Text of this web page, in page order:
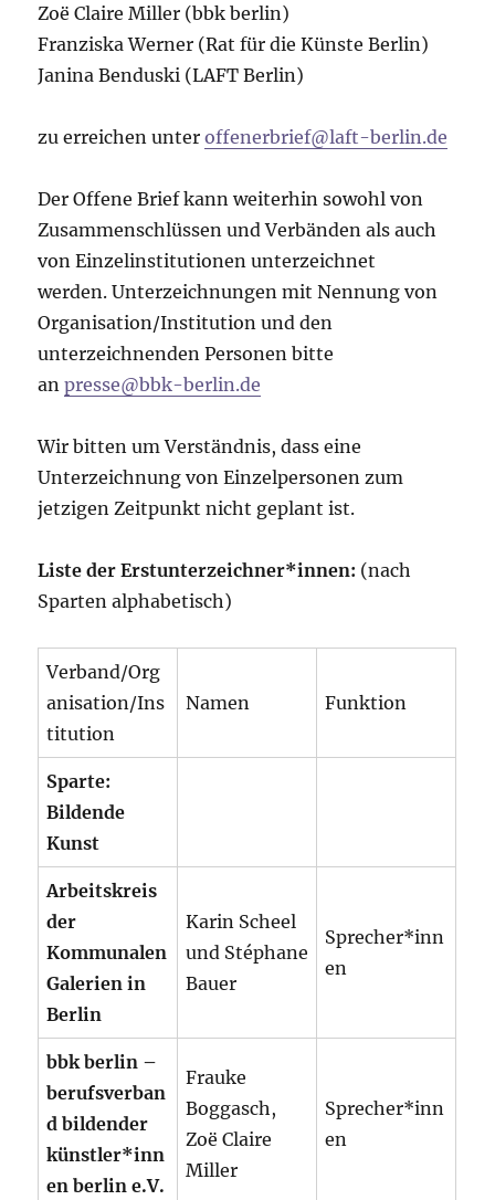
Zoë Claire Miller (bbk berlin)
Franziska Werner (Rat für die Künste Berlin)
Janina Benduski (LAFT Berlin)
zu erreichen unteroffenerbrief@laft-berlin.de
Der Offene Brief kann weiterhin sowohl von
Zusammenschlüssen und Verbänden als auch
von Einzelinstitutionen unterzeichnet
werden. Unterzeichnungen mit Nennung von
Organisation/Institution und den
unterzeichnenden Personen bitte
anpresse@bbk-berlin.de
Wir bitten um Verständnis, dass eine
Unterzeichnung von Einzelpersonen zum
jetzigen Zeitpunkt nicht geplant ist.
Liste der Erstunterzeichner*innen: (nach
Sparten alphabetisch)
Verband/Org
anisation/Ins
titution
Namen Funktion
Sparte:
Bildende
Kunst
Arbeitskreis
der
Kommunalen
Galerien in
Berlin
Karin Scheel
und Stéphane
Bauer
Sprecher*inn
en
bbk berlin –
berufsverban
d bildender
künstler*inn
en berlin e.V.
Frauke
Boggasch,
Zoë Claire
Miller
Sprecher*inn
en